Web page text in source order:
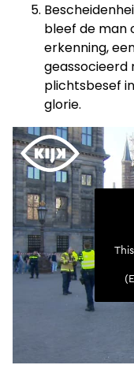
bleef de man
erkenning,
geassocieerd
plichtsbesef
glorie.​